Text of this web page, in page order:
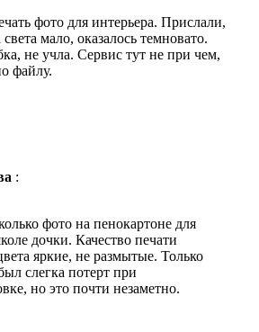
фото для интерьера. Прислали,
мало, оказалось темновато.
не учла. Сервис тут не при чем,
файлу.
:
фото на пенокартоне для
дочки. Качество печати
яркие, не размытые. Только
слегка потерт при
но это почти незаметно.